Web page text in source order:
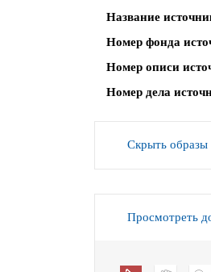
Название
Номер фонда
Номер описи
Номер дела
Скрыть образы
Просмотреть